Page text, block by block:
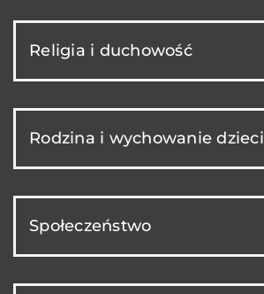
Religia i duchowość
Rodzina i wychowanie dzieci
Społeczeństwo